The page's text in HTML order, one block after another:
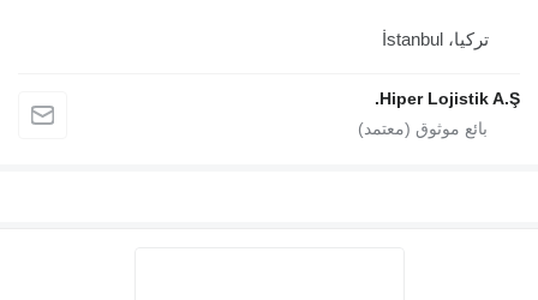
تركيا، İstanbul
Hiper Lojistik A.Ş.